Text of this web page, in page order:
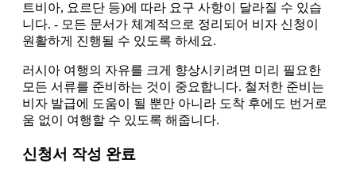
트비아, 요르단 등)에 따라 요구 사항이 달라질 수 있습
니다. - 모든 문서가 체계적으로 정리되어 비자 신청이
원활하게 진행될 수 있도록 하세요.
러시아 여행의 자유를 크게 향상시키려면 미리 필요한
모든 서류를 준비하는 것이 중요합니다. 철저한 준비는
비자 발급에 도움이 될 뿐만 아니라 도착 후에도 번거로
움 없이 여행할 수 있도록 해줍니다.
신청서 작성 완료